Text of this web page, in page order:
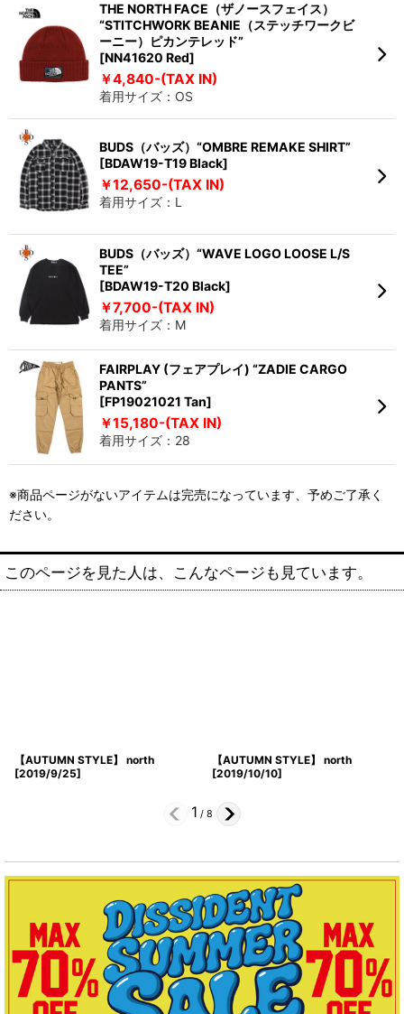
THE NORTH FACE（ザノースフェイス）
“STITCHWORK BEANIE（ステッチワークビ
ーニー）ピカンテレッド”
[NN41620 Red]
￥4,840-(TAX IN)
着用サイズ：OS
BUDS（バッズ）“OMBRE REMAKE SHIRT”
[BDAW19-T19 Black]
￥12,650-(TAX IN)
着用サイズ：L
BUDS（バッズ）“WAVE LOGO LOOSE L/S
TEE”
[BDAW19-T20 Black]
￥7,700-(TAX IN)
着用サイズ：M
FAIRPLAY (フェアプレイ) “ZADIE CARGO
PANTS”
[FP19021021 Tan]
￥15,180-(TAX IN)
着用サイズ：28
※商品ページがないアイテムは完売になっています、予めご了承く
ださい。
このページを見た人は、こんなページも見ています。
【AUTUMN STYLE】 north
[2019/9/25]
【AUTUMN STYLE】 north
[2019/10/10]
1 / 8